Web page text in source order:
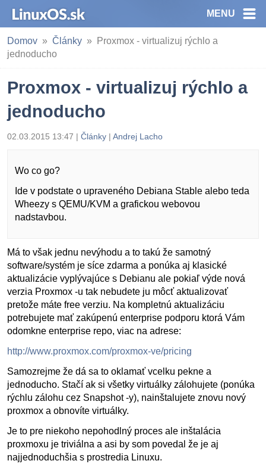
MENU
Domov Články
Proxmox - virtualizuj rýchlo a
jednoducho
Proxmox - virtualizuj rýchlo a
jednoducho
02.03.2015 13:47 | Články | Andrej Lacho
Wo co go?
Ide v podstate o upraveného Debiana Stable alebo teda
Wheezy s QEMU/KVM a grafickou webovou
nadstavbou.
Má to však jednu nevýhodu a to takú že samotný
software/systém je síce zdarma a ponúka aj klasické
aktualizácie vyplývajúce s Debianu ale pokiaľ výde nová
verzia Proxmox -u tak nebudete ju môcť aktualizovať
pretože máte free verziu. Na kompletnú aktualizáciu
potrebujete mať zakúpenú enterprise podporu ktorá Vám
odomkne enterprise repo, viac na adrese:
http://www.proxmox.com/proxmox-ve/pricing
Samozrejme že dá sa to oklamať vcelku pekne a
jednoducho. Stačí ak si všetky virtuálky zálohujete (ponúka
rýchlu zálohu cez Snapshot -y), nainštalujete znovu nový
proxmox a obnovíte virtuálky.
Je to pre niekoho nepohodlný proces ale inštalácia
proxmoxu je triviálna a asi by som povedal že je aj
najjednoduchšia s prostredia Linuxu.